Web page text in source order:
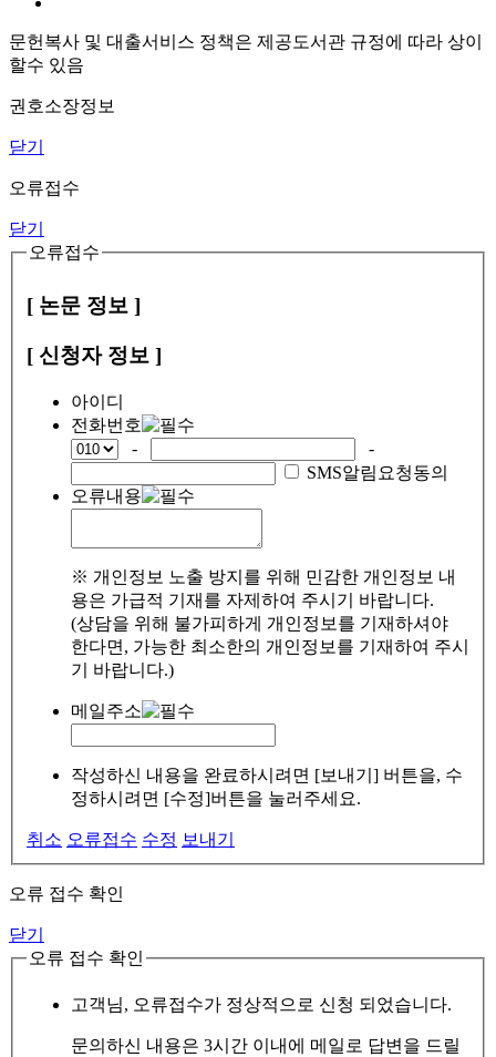
문헌복사 및 대출서비스 정책은 제공도서관 규정에 따라 상이
할수 있음
권호소장정보
닫기
오류접수
닫기
오류접수
[ 논문 정보 ]
[ 신청자 정보 ]
아이디
전화번호
-
-
SMS알림요청동의
오류내용
※ 개인정보 노출 방지를 위해 민감한 개인정보 내
용은 가급적 기재를 자제하여 주시기 바랍니다.
(상담을 위해 불가피하게 개인정보를 기재하셔야
한다면, 가능한 최소한의 개인정보를 기재하여 주시
기 바랍니다.)
메일주소
작성하신 내용을 완료하시려면 [보내기] 버튼을, 수
정하시려면 [수정]버튼을 눌러주세요.
취소 오류접수 수정 보내기
오류 접수 확인
닫기
오류 접수 확인
고객님, 오류접수가 정상적으로 신청 되었습니다.
문의하신 내용은 3시간 이내에 메일로 답변을 드릴